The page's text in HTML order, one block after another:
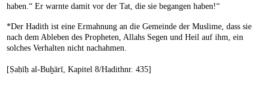
haben.“ Er warnte damit vor der Tat, die sie begangen haben!“
*Der Hadith ist eine Ermahnung an die Gemeinde der Muslime, dass sie
nach dem Ableben des Propheten, Allahs Segen und Heil auf ihm, ein
solches Verhalten nicht nachahmen.
[Ṣaḥīḥ al-Buḫārī, Kapitel 8/Hadithnr. 435]